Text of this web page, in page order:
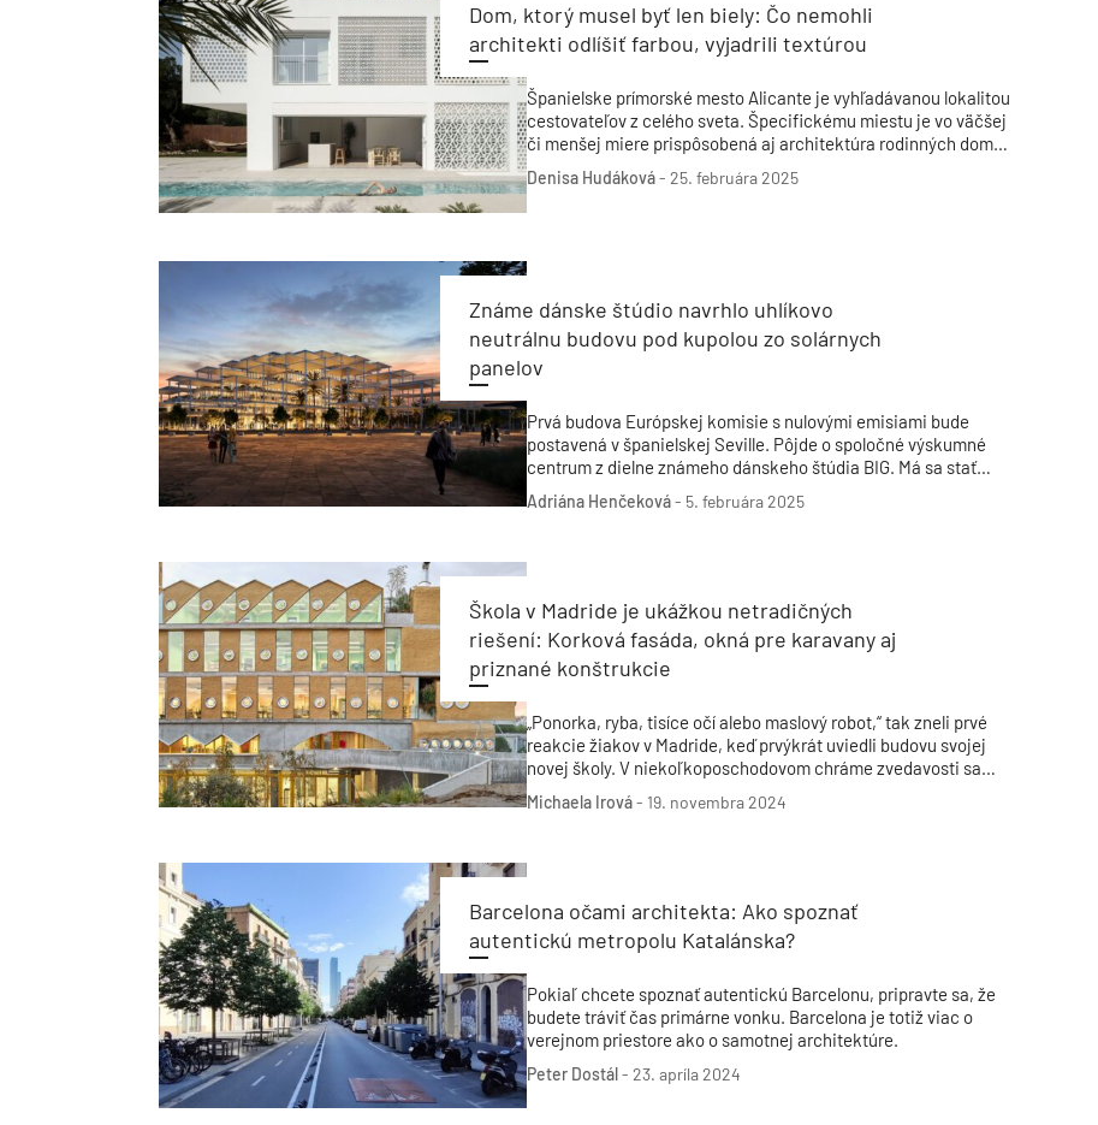
Dom, ktorý musel byť len biely: Čo nemohli
architekti odlíšiť farbou, vyjadrili textúrou
Španielske prímorské mesto Alicante je vyhľadávanou lokalitou
cestovateľov z celého sveta. Špecifickému miestu je vo väčšej
či menšej miere prispôsobená aj architektúra rodinných domov
a rezidencií.
Denisa Hudáková-25. februára 2025
Známe dánske štúdio navrhlo uhlíkovo
neutrálnu budovu pod kupolou zo solárnych
panelov
Prvá budova Európskej komisie s nulovými emisiami bude
postavená v španielskej Seville. Pôjde o spoločné výskumné
centrum z dielne známeho dánskeho štúdia BIG. Má sa stať
Adriána Henčeková- 5. februára 2025
Škola v Madride je ukážkou netradičných
riešení: Korková fasáda, okná pre karavany aj
priznané konštrukcie
„Ponorka, ryba, tisíce očí alebo maslový robot,“ tak zneli prvé
reakcie žiakov v Madride, keď prvýkrát uviedli budovu svojej
novej školy. V niekoľkoposchodovom chráme zvedavosti sa
Michaela Irová- 19. novembra 2024
Barcelona očami architekta: Ako spoznať
autentickú metropolu Katalánska?
Pokiaľ chcete spoznať autentickú Barcelonu, pripravte sa, že
budete tráviť čas primárne vonku. Barcelona je totiž viac o
verejnom priestore ako o samotnej architektúre.
Peter Dostál-23. apríla 2024